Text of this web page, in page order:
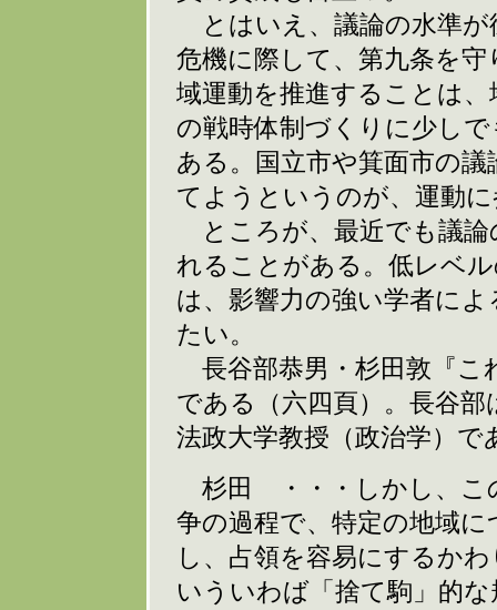
とはいえ、議論の水準が
危機に際して、第九条を
域運動を推進することは
の戦時体制づくりに少し
ある。国立市や箕面市の
てようというのが、運動
ところが、最近でも議論
れることがある。低レベ
は、影響力の強い学者に
たい。
長谷部恭男・杉田敦『こ
である（六四頁）。長谷
法政大学教授（政治学）で
杉田 ・・・しかし、こ
争の過程で、特定の地域
し、占領を容易にするか
いういわば「捨て駒」的